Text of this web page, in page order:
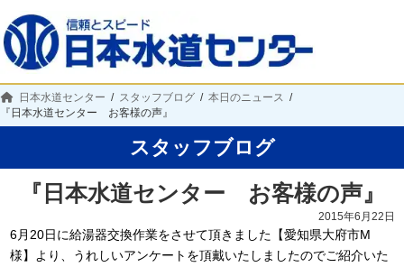
日本水道センター スタッフブログ
本日のニュース
『日本水道センター お客様の声』
スタッフブログ
『日本水道センター お客様の声』
2015年6月22日
6月20日に給湯器交換作業をさせて頂きました【愛知県大府市M
様】より、うれしいアンケートを頂戴いたしましたのでご紹介いた